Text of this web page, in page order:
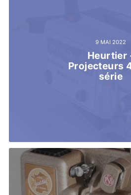
9 MAI 2022
Heurtier
Projecteurs
série